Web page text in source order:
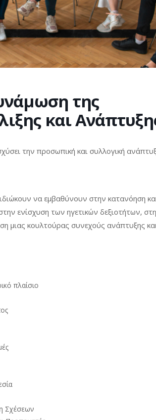
της
και
την προσωπική και συλλογική
να εμβαθύνουν στην κατανόηση
ενίσχυση των ηγετικών δεξιοτήτων,
μιας κουλτούρας συνεχούς ανάπτυξης
πλαίσιο
Σχέσεων